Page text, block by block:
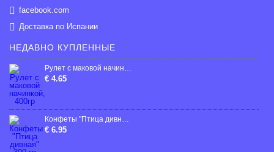
facebook.com
Доставка по Испании
НЕДАВНО КУПЛЕННЫЕ
Рулет с маковой начинкой, 400гp
€ 4.65
Конфеты "Птица дивная" 300 гр
€ 6.95